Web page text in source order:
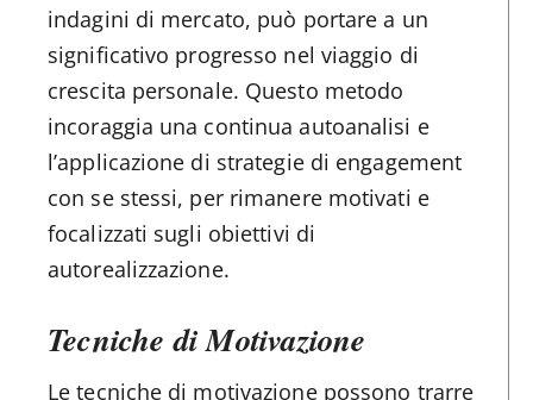
indagini di mercato, può portare a un
significativo progresso nel viaggio di
crescita personale. Questo metodo
incoraggia una continua autoanalisi e
l’applicazione di strategie di engagement
con se stessi, per rimanere motivati e
focalizzati sugli obiettivi di
autorealizzazione.
Tecniche di Motivazione
Le tecniche di motivazione possono trarre